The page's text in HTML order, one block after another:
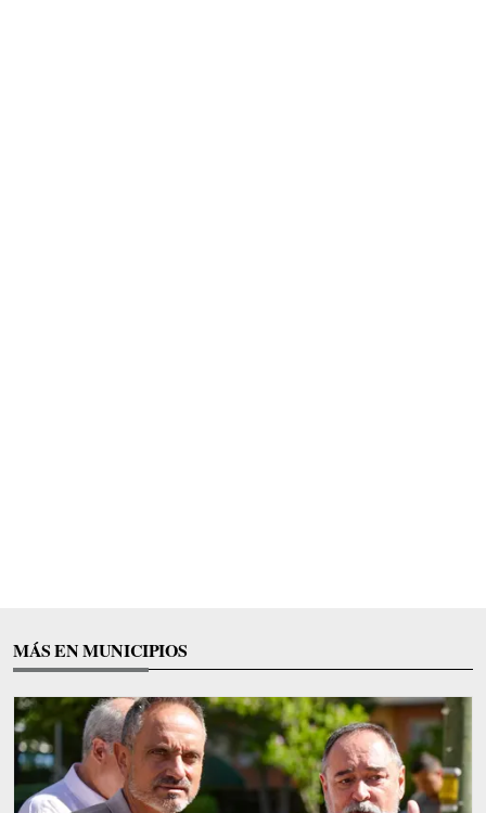
MÁS EN MUNICIPIOS